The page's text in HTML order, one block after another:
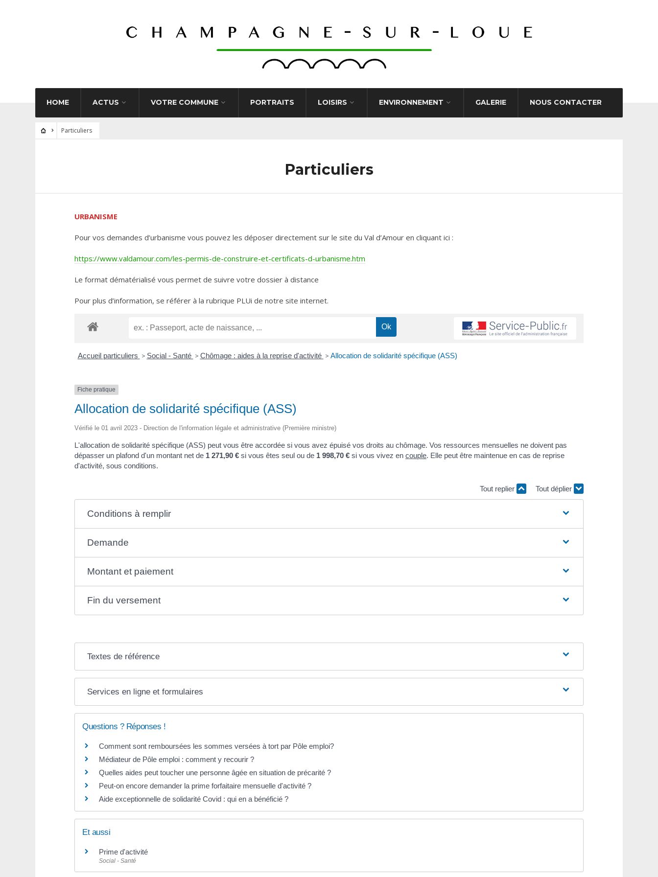
HOME ACTUS VOTRE COMMUNE PORTRAITS LOISIRS ENVIRONNEMENT GALERIE NOUS CONTACTER
Particuliers
Particuliers
URBANISME
Pour vos demandes d’urbanisme vous pouvez les déposer directement sur le site du Val d’Amour en cliquant ici :
https://www.valdamour.com/les-permis-de-construire-et-certificats-d-urbanisme.htm
Le format dématérialisé vous permet de suivre votre dossier à distance
Pour plus d’information, se référer à la rubrique PLUi de notre site internet.
Accueil particuliers > Social - Santé > Chômage : aides à la reprise d'activité > Allocation de solidarité spécifique (ASS)
Fiche pratique
Allocation de solidarité spécifique (ASS)
Vérifié le 01 avril 2023 - Direction de l'information légale et administrative (Première ministre)
L'allocation de solidarité spécifique (ASS) peut vous être accordée si vous avez épuisé vos droits au chômage. Vos ressources mensuelles ne doivent pas
dépasser un plafond d'un montant net de 1 271,90 € si vous êtes seul ou de 1 998,70 € si vous vivez en couple. Elle peut être maintenue en cas de reprise
d'activité, sous conditions.
Tout replier Tout déplier
Conditions à remplir
Demande
Montant et paiement
Fin du versement
Textes de référence
Services en ligne et formulaires
Questions ? Réponses !
Comment sont remboursées les sommes versées à tort par Pôle emploi?
Médiateur de Pôle emploi : comment y recourir ?
Quelles aides peut toucher une personne âgée en situation de précarité ?
Peut-on encore demander la prime forfaitaire mensuelle d'activité ?
Aide exceptionnelle de solidarité Covid : qui en a bénéficié ?
Et aussi
Prime d'activité
Social - Santé